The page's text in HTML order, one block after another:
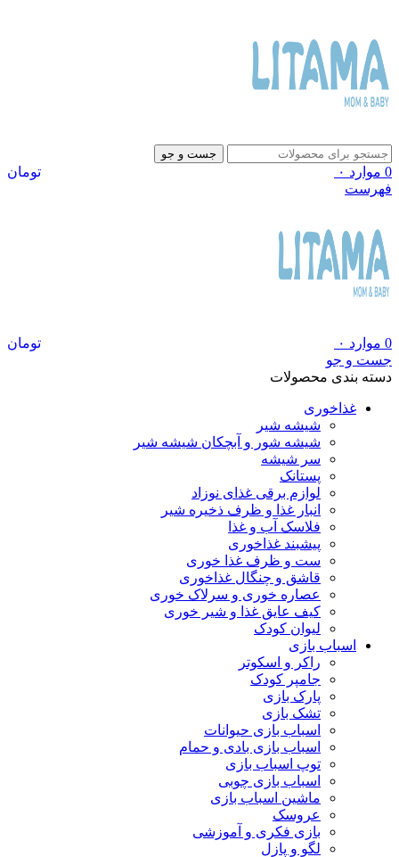
جست و جو
0 موارد ۰
تومان
فهرست
0 موارد ۰
تومان
جست و جو
دسته بندی محصولات
غذاخوری
شیشه شیر
شیشه ‌شور و آبچکان شیشه‌ شیر
سر شیشه
پستانک
لوازم برقی غذای نوزاد
انبار غذا و ظرف ذخیره شیر
فلاسک آب و غذا
پیشبند غذاخوری
ست و ظرف غذا خوری
قاشق و چنگال غذاخوری
عصاره خوری و سرلاک خوری
کیف عایق غذا و شیر خوری
لیوان کودک
اسباب بازی
راکر و اسکوتر
جامپر کودک
پارک بازی
تشک بازی
اسباب بازی حیوانات
اسباب بازی بادی و حمام
توپ اسباب بازی
اسباب بازی چوبی
ماشین اسباب بازی
عروسک
بازی فکری و آموزشی
لگو و پازل